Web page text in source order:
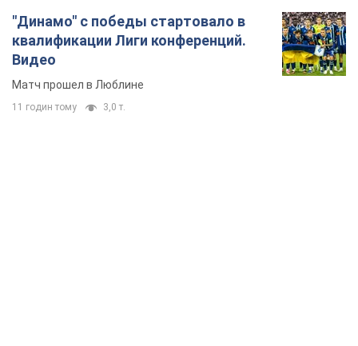
"Динамо" с победы стартовало в
квалификации Лиги конференций.
Видео
Матч прошел в Люблине
11 годин тому 3,0 т.